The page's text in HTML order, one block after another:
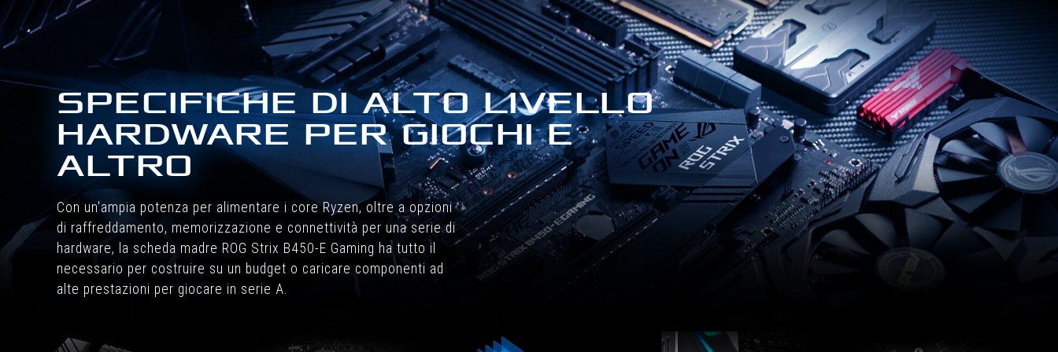
SPECIFICHE DI ALTO LIVELLO
HARDWARE PER GIOCHI E
ALTRO
Con un'ampia potenza per alimentare i core Ryzen, oltre a opzioni
di raffreddamento, memorizzazione e connettività per una serie di
hardware, la scheda madre ROG Strix B450-E Gaming ha tutto il
necessario per costruire su un budget o caricare componenti ad
alte prestazioni per giocare in serie A.